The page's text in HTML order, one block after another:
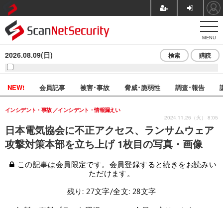
MENU
2026.08.09(日) 検索 購読
NEW! 会員記事 被害･事故 脅威･脆弱性 調査･報告
日本電気協会に不正アクセス、ランサムウェア
攻撃対策本部を立ち上げ 1枚目の写真・画像
インシデント・事故 インシデント・情報漏えい
2024.11.26（火） 8:05
この記事は会員限定です。会員登録すると続きをお読みい
ただけます。
残り: 27文字/全文: 28文字